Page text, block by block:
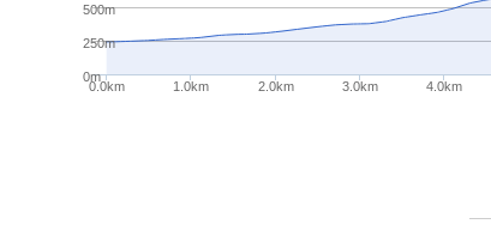
0.0km 1.0km 2.0km 3.0km 4.0km
0m
250m
500m